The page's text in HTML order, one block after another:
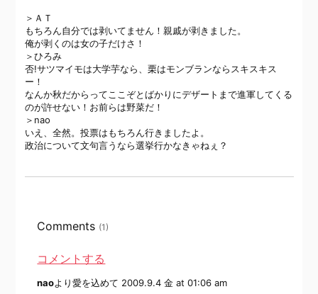
＞ＡＴ
もちろん自分では剥いてません！親戚が剥きました。
俺が剥くのは女の子だけさ！
＞ひろみ
否!サツマイモは大学芋なら、栗はモンブランならスキスキス
ー！
なんか秋だからってここぞとばかりにデザートまで進軍してくる
のが許せない！お前らは野菜だ！
＞nao
いえ、全然。投票はもちろん行きましたよ。
政治について文句言うなら選挙行かなきゃねぇ？
Comments (1)
コメントする
naoより愛を込めて 2009.9.4 金 at 01:06 am